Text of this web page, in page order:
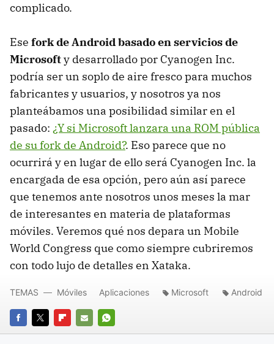
complicado.
Ese fork de Android basado en servicios de
Microsofty desarrollado por Cyanogen Inc.
podría ser un soplo de aire fresco para muchos
fabricantes y usuarios, y nosotros ya nos
planteábamos una posibilidad similar en el
pasado: ¿Y si Microsoft lanzara una ROM pública
de su fork de Android?. Eso parece que no
ocurrirá y en lugar de ello será Cyanogen Inc. la
encargada de esa opción, pero aún así parece
que tenemos ante nosotros unos meses la mar
de interesantes en materia de plataformas
móviles. Veremos qué nos depara un Mobile
World Congress que como siempre cubriremos
con todo lujo de detalles en Xataka.
FACEBOOK
TWITTERFLIPBOARD
E-
WHATSAPP
TEMAS Móviles Aplicaciones Microsoft Android